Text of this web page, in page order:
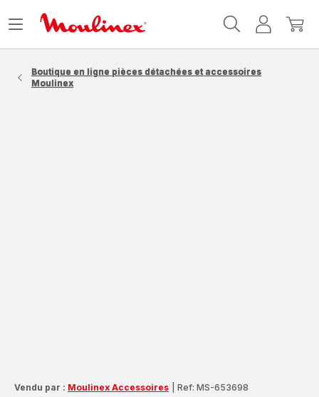
MonMon
Ouvrir
Boutique en ligne pièces détachées et accessoires
Moulinex
Vendu par : Moulinex Accessoires Ref: MS-653698